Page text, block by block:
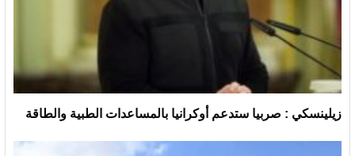
زيلينسكي : صربيا ستدعم أوكرانيا بالمساعدات الطبية والطاقة